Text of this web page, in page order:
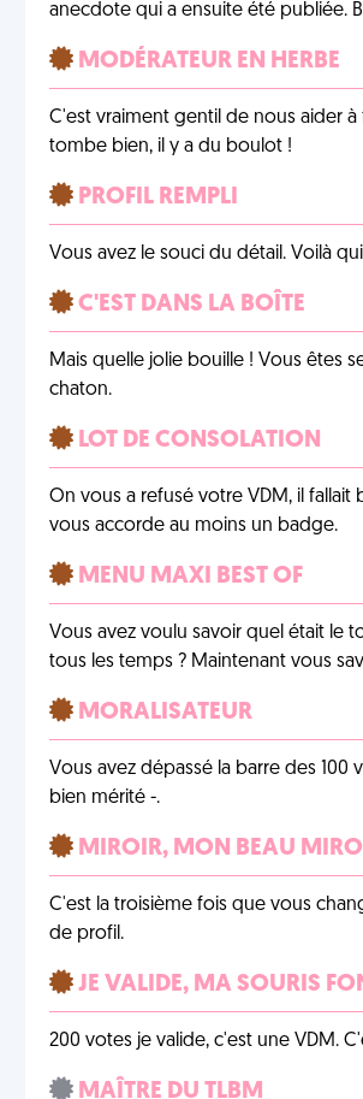
anecdote qui a ensuite été publiée.
MODÉRATEUR EN HERBE
C'est vraiment gentil de nous aider à
tombe bien, il y a du boulot !
PROFIL REMPLI
Vous avez le souci du détail. Voilà
C'EST DANS LA BOÎTE
Mais quelle jolie bouille ! Vous êtes
chaton.
LOT DE CONSOLATION
On vous a refusé votre VDM, il fallait
vous accorde au moins un badge.
MENU MAXI BEST OF
Vous avez voulu savoir quel était le
tous les temps ? Maintenant vous
MORALISATEUR
Vous avez dépassé la barre des 100
bien mérité -.
MIROIR, MON BEAU
C'est la troisième fois que vous
de profil.
JE VALIDE, MA SOURIS
200 votes je valide, c'est une VDM.
MAÎTRE DU TLBM